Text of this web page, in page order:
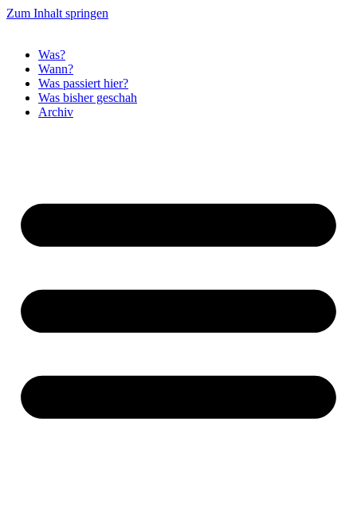
Zum Inhalt springen
Was?
Wann?
Was passiert hier?
Was bisher geschah
Archiv